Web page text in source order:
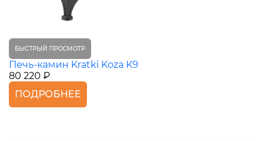
БЫСТРЫЙ ПРОСМОТР
Печь-камин Kratki Koza K9
80 220 ₽
ПОДРОБНЕЕ